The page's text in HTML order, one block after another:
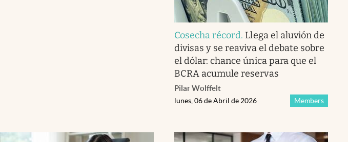
Cosecha récord. Llega el aluvión de
divisas y se reaviva el debate sobre
el dólar: chance única para que el
BCRA acumule reservas
Pilar Wolffelt
Members
lunes, 06 de Abril de 2026